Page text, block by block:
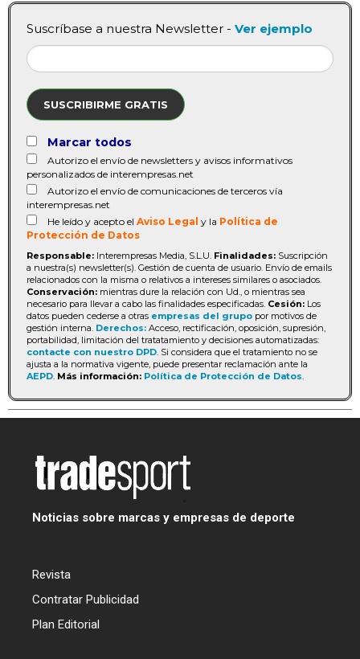
Suscríbase a nuestra Newsletter - Ver ejemplo
SUSCRIBIRME GRATIS
Marcar todos
Autorizo el envío de newsletters y avisos informativos
personalizados de interempresas.net
Autorizo el envío de comunicaciones de terceros vía
interempresas.net
He leído y acepto el Aviso Legal y la Política de
Protección de Datos
Responsable: Interempresas Media, S.L.U. Finalidades: Suscripción
a nuestra(s) newsletter(s). Gestión de cuenta de usuario. Envío de emails
relacionados con la misma o relativos a intereses similares o asociados.
Conservación: mientras dure la relación con Ud., o mientras sea
necesario para llevar a cabo las finalidades especificadas. Cesión: Los
datos pueden cederse a otras empresas del grupo por motivos de
gestión interna. Derechos: Acceso, rectificación, oposición, supresión,
portabilidad, limitación del tratatamiento y decisiones automatizadas:
contacte con nuestro DPD. Si considera que el tratamiento no se
ajusta a la normativa vigente, puede presentar reclamación ante la
AEPD. Más información: Política de Protección de Datos.
Noticias sobre marcas y empresas de deporte
Revista
Contratar Publicidad
Plan Editorial